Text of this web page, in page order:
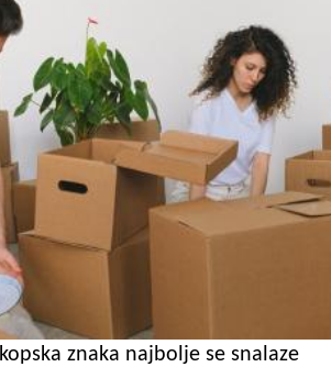
znaka najbolje se snalaze